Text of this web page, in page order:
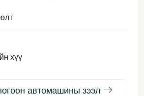
хүү
автомашины зээл